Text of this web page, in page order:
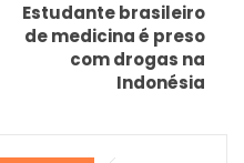
Estudante brasileiro
de medicina é preso
com drogas na
Indonésia